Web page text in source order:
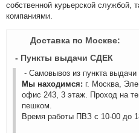
собственной курьерской службой,
компаниями.
Доставка по Москве:
- Пункты выдачи СДЕК
- Самовывоз из пункта
Мы находимся: г. Москва,
офис 243, 3 этаж. Проход на
пешком.
Время работы ПВЗ с 10-00 до